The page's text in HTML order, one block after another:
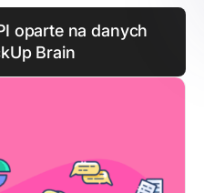
oparte na danych
Brain